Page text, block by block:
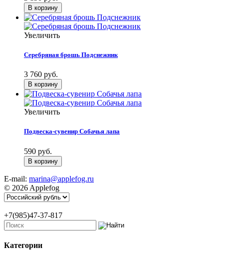
Увеличить
Серебряная брошь Подснежник
3 760 руб.
Увеличить
Подвеска-сувенир Собачья лапа
590 руб.
E-mail: marina@applefog.ru
© 2026 Applefog
+7(985)47-37-817
Категории